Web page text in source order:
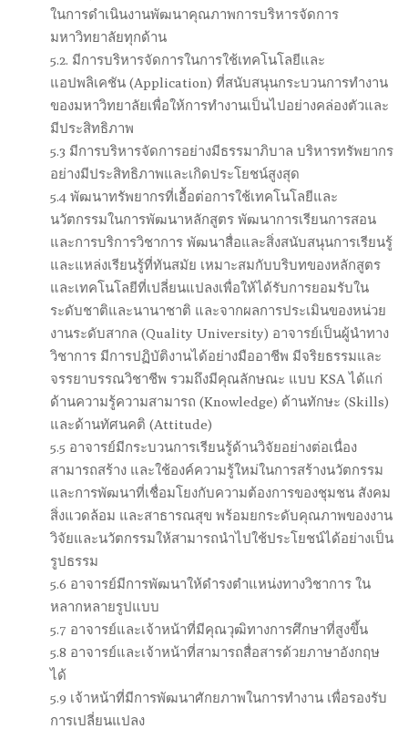
ในการดำเนินงานพัฒนาคุณภาพการบริหารจัดการ
มหาวิทยาลัยทุกด้าน
5.2. มีการบริหารจัดการในการใช้เทคโนโลยีและ
แอปพลิเคชัน (Application) ที่สนับสนุนกระบวนการทำงาน
ของมหาวิทยาลัยเพื่อให้การทำงานเป็นไปอย่างคล่องตัวและ
มีประสิทธิภาพ
5.3 มีการบริหารจัดการอย่างมีธรรมาภิบาล บริหารทรัพยากร
อย่างมีประสิทธิภาพและเกิดประโยชน์สูงสุด
5.4 พัฒนาทรัพยากรที่เอื้อต่อการใช้เทคโนโลยีและ
นวัตกรรมในการพัฒนาหลักสูตร พัฒนาการเรียนการสอน
และการบริการวิชาการ พัฒนาสื่อและสิ่งสนับสนุนการเรียนรู้
และแหล่งเรียนรู้ที่ทันสมัย เหมาะสมกับบริบทของหลักสูตร
และเทคโนโลยีที่เปลี่ยนแปลงเพื่อให้ได้รับการยอมรับใน
ระดับชาติและนานาชาติ และจากผลการประเมินของหน่วย
งานระดับสากล (Quality University) อาจารย์เป็นผู้นำทาง
วิชาการ มีการปฏิบัติงานได้อย่างมืออาชีพ มีจริยธรรมและ
จรรยาบรรณวิชาชีพ รวมถึงมีคุณลักษณะ แบบ KSA ได้แก่
ด้านความรู้ความสามารถ (Knowledge) ด้านทักษะ (Skills)
และด้านทัศนคติ (Attitude)
5.5 อาจารย์มีกระบวนการเรียนรู้ด้านวิจัยอย่างต่อเนื่อง
สามารถสร้าง และใช้องค์ความรู้ใหม่ในการสร้างนวัตกรรม
และการพัฒนาที่เชื่อมโยงกับความต้องการของชุมชน สังคม
สิ่งแวดล้อม และสาธารณสุข พร้อมยกระดับคุณภาพของงาน
วิจัยและนวัตกรรมให้สามารถนำไปใช้ประโยชน์ได้อย่างเป็น
รูปธรรม
5.6 อาจารย์มีการพัฒนาให้ดำรงตำแหน่งทางวิชาการ ใน
หลากหลายรูปแบบ
5.7 อาจารย์และเจ้าหน้าที่มีคุณวุฒิทางการศึกษาที่สูงขึ้น
5.8 อาจารย์และเจ้าหน้าที่สามารถสื่อสารด้วยภาษาอังกฤษ
ได้
5.9 เจ้าหน้าที่มีการพัฒนาศักยภาพในการทำงาน เพื่อรองรับ
การเปลี่ยนแปลง